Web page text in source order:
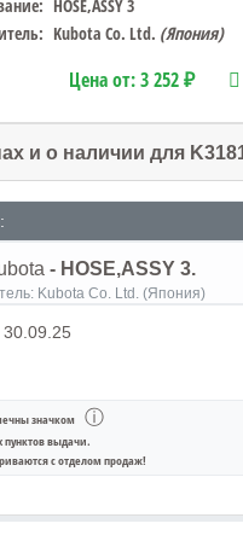
HOSE,ASSY 3
Kubota Co. Ltd. (Япония)
Цена от:3 252 ₽
и о наличии для
- HOSE,ASSY 3.
Kubota Co. Ltd. (Япония)
30.09.25
значком ⓘ
пунктов выдачи.
с отделом продаж!